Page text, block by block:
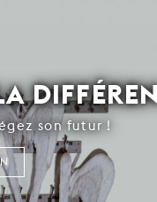
son futur !